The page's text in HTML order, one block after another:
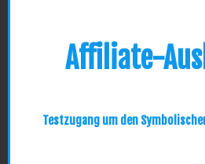
Affiliate-
Testzugang um den